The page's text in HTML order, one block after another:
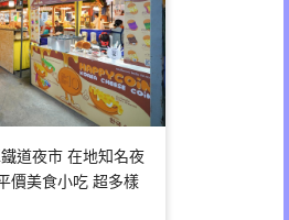
道夜市 在地知名夜
價美食小吃 超多樣